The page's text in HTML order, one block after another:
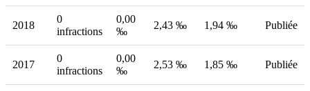
2018
0
infractions
0,00
‰
2,43 ‰ 1,94 ‰ Publiée
2017
0
infractions
0,00
‰
2,53 ‰ 1,85 ‰ Publiée